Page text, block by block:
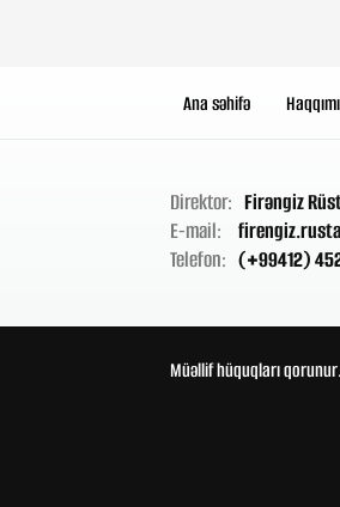
Ana səhifə
Direktor: Firəngiz
E-mail:
Telefon: (+99412)
Müəllif hüquqları